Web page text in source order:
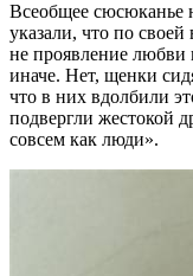
Всеобщее сюсюканье
указали, что по своей
не проявление
иначе. Нет, щенки
что в них вдолбили
подвергли жестокой
совсем как люди».